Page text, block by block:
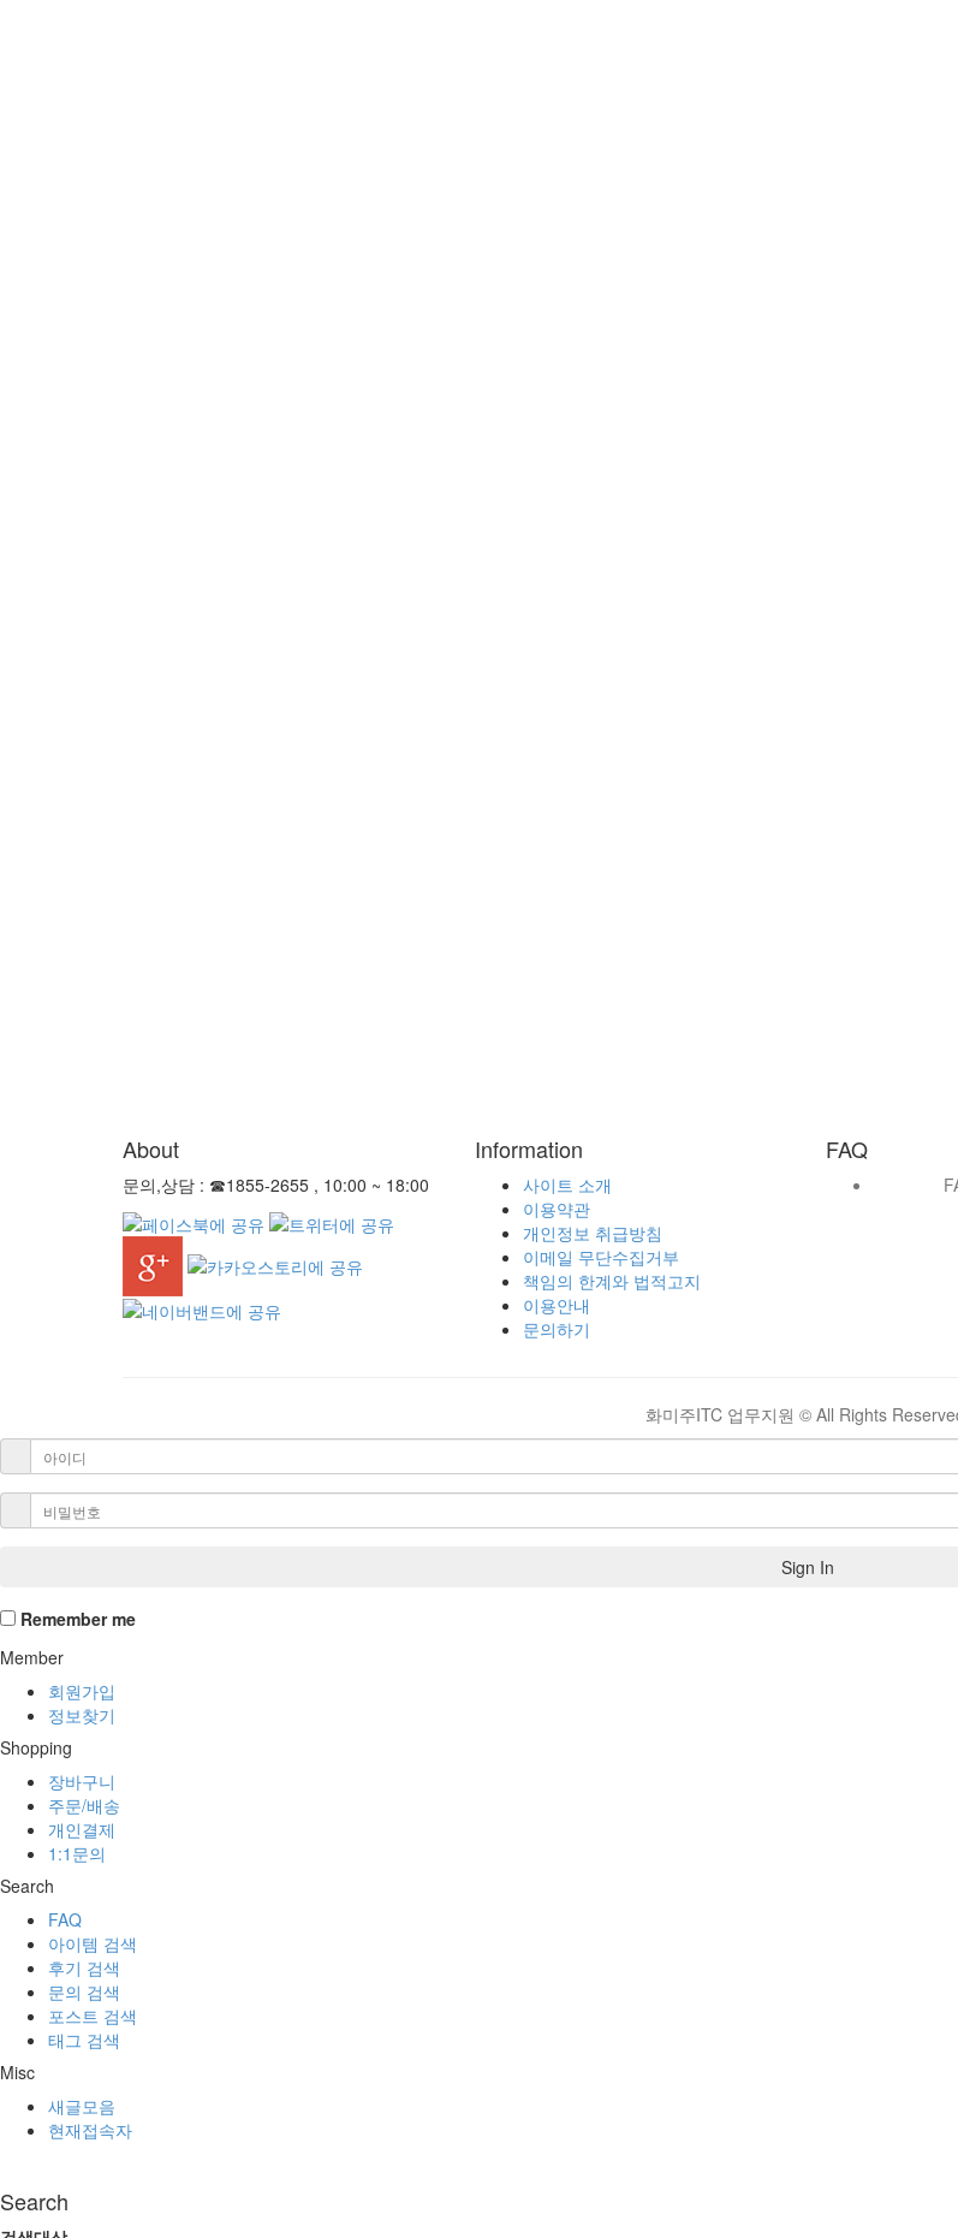
About
문의,상담 : ☎1855-2655 , 10:00 ~ 18:00
Information
사이트 소개
이용약관
개인정보 취급방침
이메일 무단수집거부
책임의 한계와 법적고지
이용안내
문의하기
FAQ
화미주ITC 업무지원 © All Rights
Sign In
Remember me
Member
회원가입
정보찾기
Shopping
장바구니
주문/배송
개인결제
1:1문의
Search
FAQ
아이템 검색
후기 검색
문의 검색
포스트 검색
태그 검색
Misc
새글모음
현재접속자
Search